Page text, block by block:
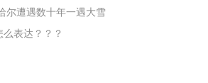
尔遭遇数十年一遇大雪
么表达？？？